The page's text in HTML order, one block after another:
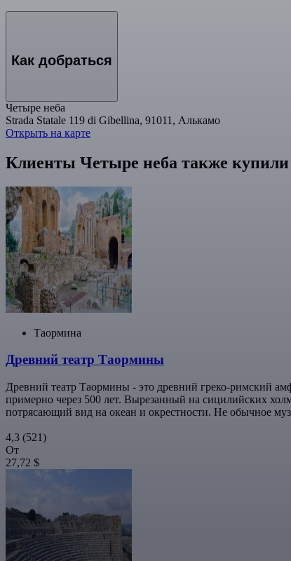
Как добраться
Четыре неба
Strada Statale 119 di Gibellina, 91011, Алькамо
Открыть на карте
Клиенты Четыре неба также купили
Таормина
Древний театр Таормины
Древний театр Таормины - это древний греко-римский
примерно через 500 лет. Вырезанный на сицилийских
потрясающий вид на океан и окрестности. Не обычное
4,3 (521)
От
27,72 $